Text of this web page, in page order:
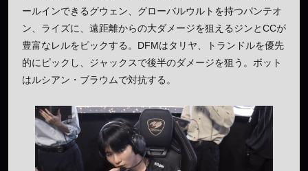
ールインできるグウェン、グローバルウルトを持つパンテオ
ン、ライズに、遠距離からの大ダメージを狙えるジンとCCが
豊富なレルをピックする。DFMはタリヤ、トランドルを優先
的にピックし、ジャックスで後半のダメージを狙う。ボット
はルシアン・ブラウムで対抗する。